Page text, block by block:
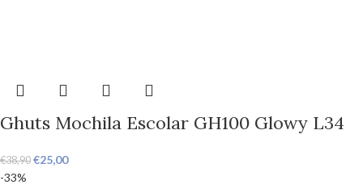
Ghuts Mochila Escolar GH100 Glowy L34
€38,90 €25,00
-33%